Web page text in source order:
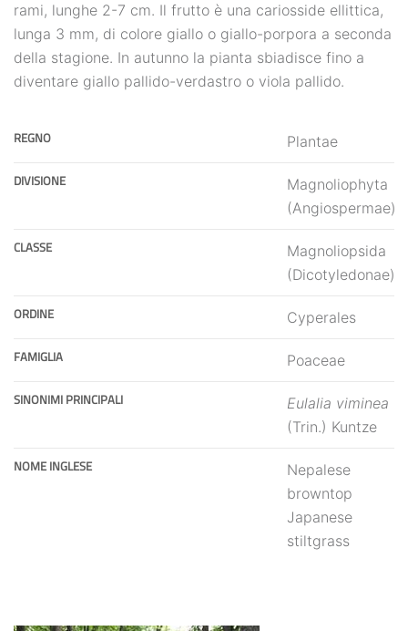
rami, lunghe 2-7 cm. Il frutto è una cariosside ellittica,
lunga 3 mm, di colore giallo o giallo-porpora a seconda
della stagione. In autunno la pianta sbiadisce fino a
diventare giallo pallido-verdastro o viola pallido.
REGNO Plantae
DIVISIONE
Magnoliophyta
(Angiospermae)
CLASSE
Magnoliopsida
(Dicotyledonae)
ORDINE Cyperales
FAMIGLIA Poaceae
SINONIMI PRINCIPALI
Eulalia viminea
(Trin.) Kuntze
NOME INGLESE
Nepalese
browntop
Japanese
stiltgrass